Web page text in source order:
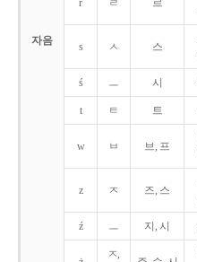
자음
r ㄹ 르
s ㅅ 스
ś ㅡ 시
t ㅌ 트
w ㅂ 브, 프
z ㅈ 즈, 스
ź ㅡ 지, 시
ㅈ,